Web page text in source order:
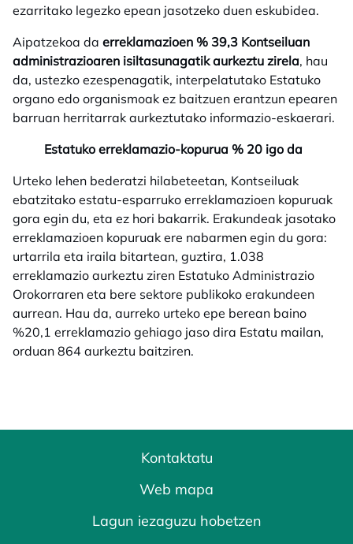
ezarritako legezko epean jasotzeko duen eskubidea.
Aipatzekoa da erreklamazioen % 39,3 Kontseiluan
administrazioaren isiltasunagatik aurkeztu zirela, hau
da, ustezko ezespenagatik, interpelatutako Estatuko
organo edo organismoak ez baitzuen erantzun epearen
barruan herritarrak aurkeztutako informazio-eskaerari.
Estatuko erreklamazio-kopurua % 20 igo da
Urteko lehen bederatzi hilabeteetan, Kontseiluak
ebatzitako estatu-esparruko erreklamazioen kopuruak
gora egin du, eta ez hori bakarrik. Erakundeak jasotako
erreklamazioen kopuruak ere nabarmen egin du gora:
urtarrila eta iraila bitartean, guztira, 1.038
erreklamazio aurkeztu ziren Estatuko Administrazio
Orokorraren eta bere sektore publikoko erakundeen
aurrean. Hau da, aurreko urteko epe berean baino
%20,1 erreklamazio gehiago jaso dira Estatu mailan,
orduan 864 aurkeztu baitziren.
Kontaktatu
Web mapa
Lagun iezaguzu hobetzen